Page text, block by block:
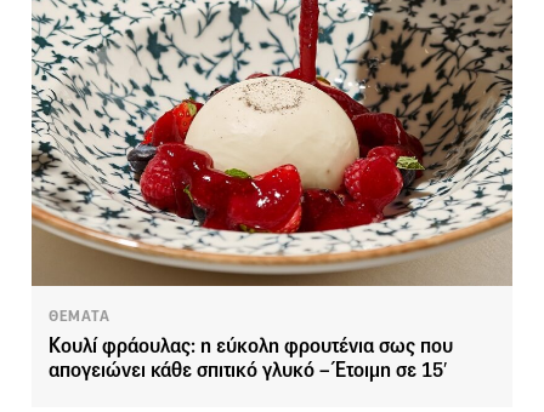
ΘΕΜΑΤΑ
Κουλί φράουλας: η εύκολη φρουτένια σως που
απογειώνει κάθε σπιτικό γλυκό – Έτοιμη σε 15′